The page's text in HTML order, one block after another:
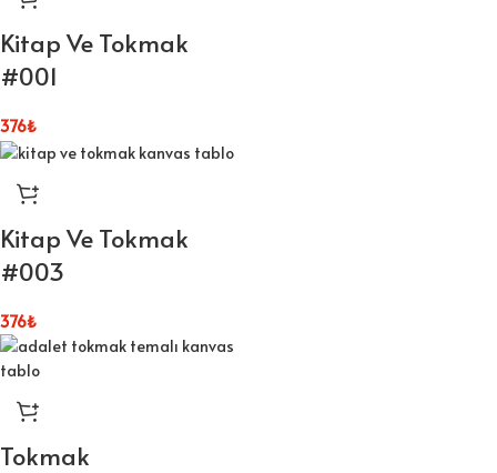
Kitap Ve Tokmak
#001
376₺
Kitap Ve Tokmak
#003
376₺
Tokmak